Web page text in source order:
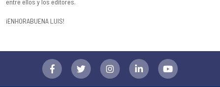
entre ellos y los editores.
¡ENHORABUENA LUIS!